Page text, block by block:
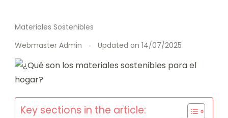
Materiales Sostenibles
Webmaster Admin
Updated on 14/07/2025
Key sections in the article: